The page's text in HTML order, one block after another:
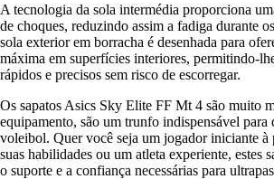
A tecnologia da sola intermédia proporciona
de choques, reduzindo assim a fadiga durante
sola exterior em borracha é desenhada para
máxima em superfícies interiores, permitindo-
rápidos e precisos sem risco de escorregar.
Os sapatos Asics Sky Elite FF Mt 4 são muito
equipamento, são um trunfo indispensável para
voleibol. Quer você seja um jogador iniciante à
suas habilidades ou um atleta experiente, estes
o suporte e a confiança necessárias para